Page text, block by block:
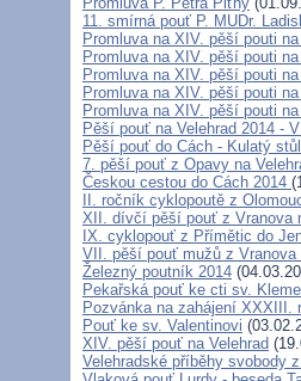
11. smírná pouť P. MUDr.
Promluva na XIV. pěší pouti
Promluva na XIV. pěší pouti
Promluva na XIV. pěší pouti
Promluva na XIV. pěší pouti
Promluva na XIV. pěší pouti
Pěší pouť na Velehrad 2014 -
Pěší pouť do Cách - Kulatý
7. pěší pouť z Opavy na
Českou cestou do Cách 2014
II. ročník cyklopoutě z
XII. dívčí pěší pouť z Vranova
IX. cyklopouť z Přímětic do
VII. pěší pouť mužů z
Železný poutník 2014
Pekařská pouť ke cti sv.
Pozvánka na zahájení
Pouť ke sv. Valentinovi
XIV. pěší pouť na Velehrad
Velehradské příběhy svobody